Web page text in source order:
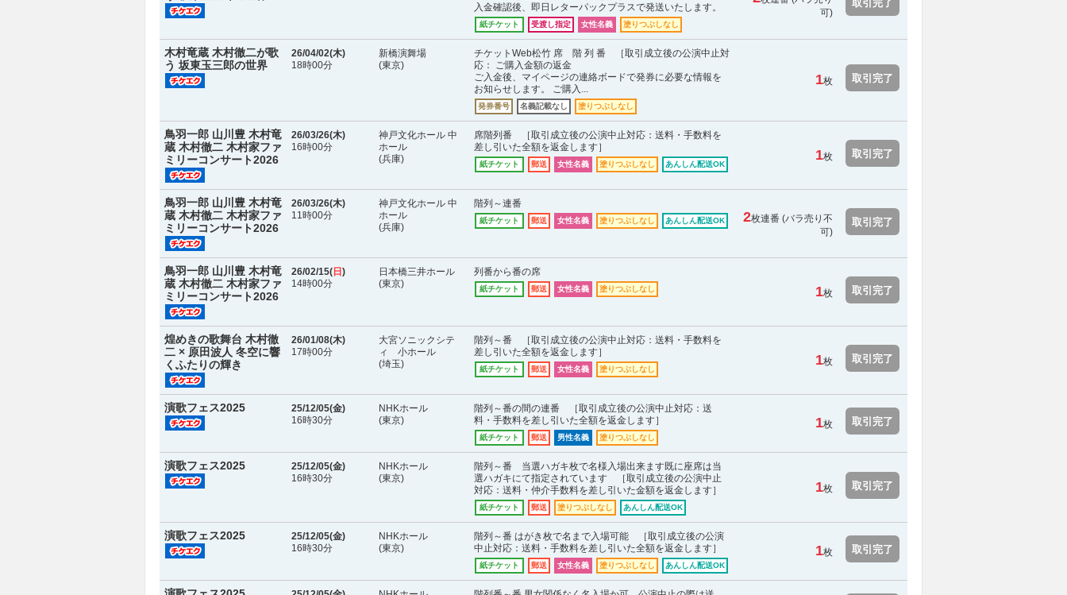
入金確認後、即日レターパックプラスで発送いたします。
紙チケット 受渡し指定 女性名義 塗りつぶしなし
可)
取引完了
木村竜蔵 木村徹二が歌
う 坂東玉三郎の世界
26/04/02(木)
18時00分
新橋演舞場
(東京)
チケットWeb松竹 席 階 列 番 ［取引成立後の公演中止対
応： ご購入金額の返金
ご入金後、マイページの連絡ボードで発券に必要な情報を
お知らせします。 ご購入...
発券番号 名義記載なし 塗りつぶしなし
1枚 取引完了
鳥羽一郎 山川豊 木村竜
蔵 木村徹二 木村家ファ
ミリーコンサート2026
26/03/26(木)
16時00分
神戸文化ホール 中
ホール
(兵庫)
席階列番 ［取引成立後の公演中止対応：送料・手数料を
差し引いた全額を返金します］
紙チケット 郵送 女性名義 塗りつぶしなし あんしん配送OK
1枚 取引完了
鳥羽一郎 山川豊 木村竜
蔵 木村徹二 木村家ファ
ミリーコンサート2026
26/03/26(木)
11時00分
神戸文化ホール 中
ホール
(兵庫)
階列～連番
紙チケット 郵送 女性名義 塗りつぶしなし あんしん配送OK 2枚連番 (バラ売り不
可)
取引完了
鳥羽一郎 山川豊 木村竜
蔵 木村徹二 木村家ファ
ミリーコンサート2026
26/02/15( 日 )
14時00分
日本橋三井ホール
(東京)
列番から番の席
紙チケット 郵送 女性名義 塗りつぶしなし 1枚 取引完了
煌めきの歌舞台 木村徹
二 × 原田波人 冬空に響
くふたりの輝き
26/01/08(木)
17時00分
大宮ソニックシテ
ィ 小ホール
(埼玉)
階列～番 ［取引成立後の公演中止対応：送料・手数料を
差し引いた全額を返金します］
紙チケット 郵送 女性名義 塗りつぶしなし
1枚 取引完了
演歌フェス2025 25/12/05(金)
16時30分
NHKホール
(東京)
階列～番の間の連番 ［取引成立後の公演中止対応：送
料・手数料を差し引いた全額を返金します］
紙チケット 郵送 男性名義 塗りつぶしなし
1枚 取引完了
演歌フェス2025 25/12/05(金)
16時30分
NHKホール
(東京)
階列～番 当選ハガキ枚で名様入場出来ます既に座席は当
選ハガキにて指定されています ［取引成立後の公演中止
対応：送料・仲介手数料を差し引いた金額を返金します］
紙チケット 郵送 塗りつぶしなし あんしん配送OK
1枚 取引完了
演歌フェス2025 25/12/05(金)
16時30分
NHKホール
(東京)
階列～番 はがき枚で名まで入場可能 ［取引成立後の公演
中止対応：送料・手数料を差し引いた全額を返金します］
紙チケット 郵送 女性名義 塗りつぶしなし あんしん配送OK
1枚 取引完了